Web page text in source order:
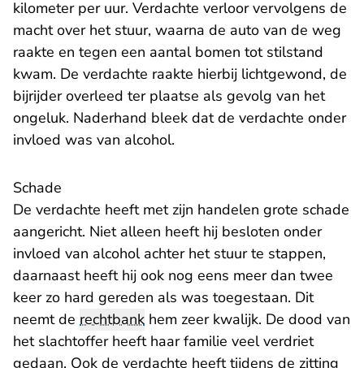
kilometer per uur. Verdachte verloor vervolgens de
macht over het stuur, waarna de auto van de weg
raakte en tegen een aantal bomen tot stilstand
kwam. De verdachte raakte hierbij lichtgewond, de
bijrijder overleed ter plaatse als gevolg van het
ongeluk. Naderhand bleek dat de verdachte onder
invloed was van alcohol.
Schade
De verdachte heeft met zijn handelen grote schade
aangericht. Niet alleen heeft hij besloten onder
invloed van alcohol achter het stuur te stappen,
daarnaast heeft hij ook nog eens meer dan twee
keer zo hard gereden als was toegestaan. Dit
neemt de rechtbank hem zeer kwalijk. De dood van
het slachtoffer heeft haar familie veel verdriet
gedaan. Ook de verdachte heeft tijdens de zitting